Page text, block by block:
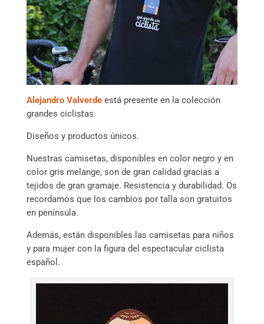
Alejandro Valverdeestá presente en la colección
grandes ciclistas.
Diseños y productos únicos.
Nuestras camisetas, disponibles en color negro y en
color gris melange, son de gran calidad gracias a
tejidos de gran gramaje. Resistencia y durabilidad. Os
recordamos que los cambios por talla son gratuitos
en península.
Además, están disponibles las camisetas para niños
y para mujer con la figura del espectacular ciclista
español.